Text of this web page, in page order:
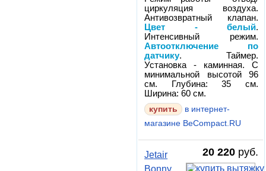
циркуляция воздуха.
Антивозвратный клапан.
Цвет - белый.
Интенсивный режим.
Автоотключение по
датчику. Таймер.
Установка - каминная. С
минимальной высотой 96
см. Глубина: 35 см.
Ширина: 60 см.
в интернет-
магазине BeCompact.RU
20 220 руб.
Jetair
Bonny